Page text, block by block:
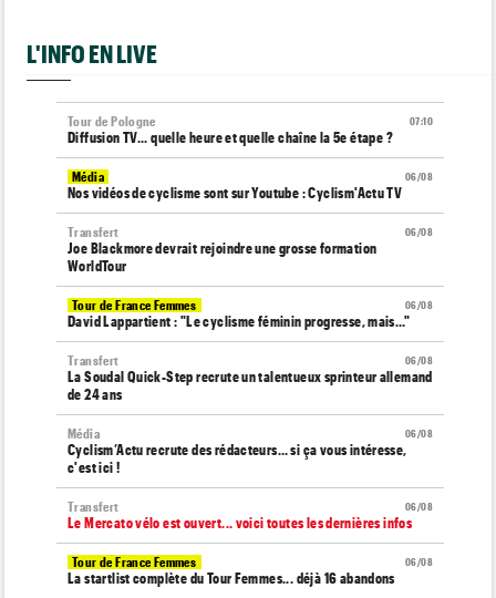
L'INFO EN LIVE
07:10
Tour de Pologne
Diffusion TV... quelle heure et quelle chaîne la 5e étape ?
06/08
Média
Nos vidéos de cyclisme sont sur Youtube : Cyclism'Actu TV
06/08
Transfert
Joe Blackmore devrait rejoindre une grosse formation
WorldTour
06/08
Tour de France Femmes
David Lappartient : "Le cyclisme féminin progresse, mais…"
06/08
Transfert
La Soudal Quick-Step recrute un talentueux sprinteur allemand
de 24 ans
06/08
Média
Cyclism’Actu recrute des rédacteurs… si ça vous intéresse,
c'est ici !
06/08
Transfert
Le Mercato vélo est ouvert... voici toutes les dernières infos
06/08
Tour de France Femmes
La startlist complète du Tour Femmes... déjà 16 abandons